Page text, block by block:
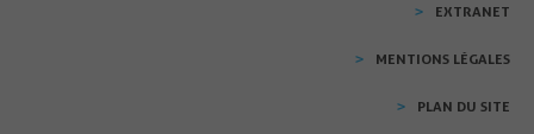
EXTRANET
MENTIONS LÉGALES
PLAN DU SITE